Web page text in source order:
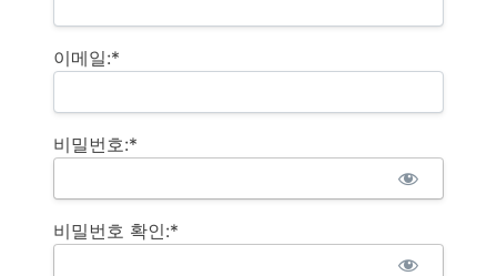
이메일:*
비밀번호:*
비밀번호 확인:*